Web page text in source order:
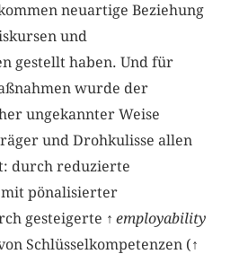
neuartige Beziehung
und
gestellt haben. Und für
wurde der
ungekannter Weise
und Drohkulisse allen
durch reduzierte
mit pönalisierter
gesteigerte ↑employability
Schlüsselkompetenzen (↑